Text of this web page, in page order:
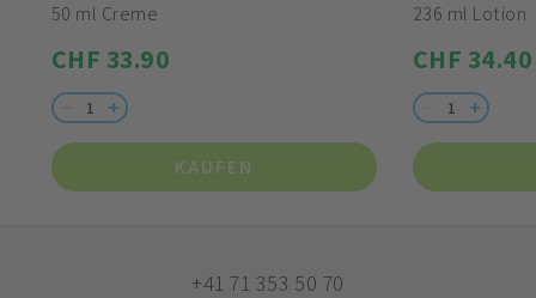
50 ml Creme
CHF 33.90
KAUFEN
236 ml Lotion
CHF 34.40
+41 71 353 50 70